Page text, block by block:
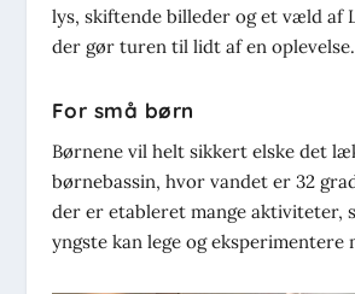
lys, skiftende billeder og et væld af
der gør turen til lidt af en oplevelse.
For små børn
Børnene vil helt sikkert elske det
børnebassin, hvor vandet er 32
der er etableret mange aktiviteter,
yngste kan lege og eksperimentere